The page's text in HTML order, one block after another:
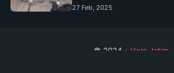
27 Feb, 2025
© 2024 - Helo Jatim